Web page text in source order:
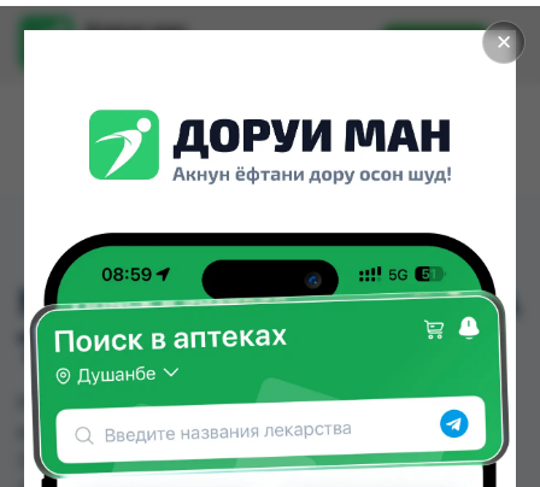
✕
Доруи ман
Установить
MILANA ГЕЛ ДЛЯ ДУША
750МЛ
MILANA ГЕЛ ДЛЯ ДУША 750МЛ можно купить
или заказать в аптеках, Нишон №2, Нишон №3,
Эколайф по цене от 36.00 TJS до 54.00 TJS в